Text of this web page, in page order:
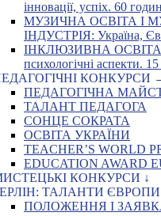
інновації, успіх. 60 годин
МУЗИЧНА ОСВІТА І
ІНДУСТРІЯ: Україна,
ІНКЛЮЗИВНА ОСВІТА:
психологічні аспекти.
КОНКУРСИ
ПЕДАГОГІЧНА
ТАЛАНТ ПЕДАГОГА
СОНЦЕ СОКРАТА
ОСВІТА УКРАЇНИ
TEACHER’S WORLD
EDUCATION AWARD
КОНКУРСИ ↓
ТАЛАНТИ ЄВРОПИ
ПОЛОЖЕННЯ І